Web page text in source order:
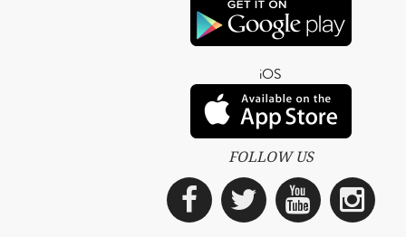
iOS
FOLLOW US
Facebook
Twitter